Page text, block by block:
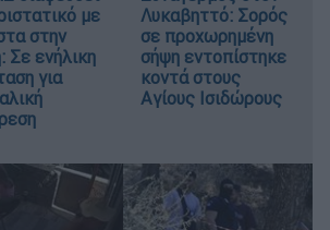
με
στην
Σε ενήλικη
για
Λυκαβηττό: Σορός
σε προχωρημένη
σήψη εντοπίστηκε
κοντά στους
Αγίους Ισιδώρους